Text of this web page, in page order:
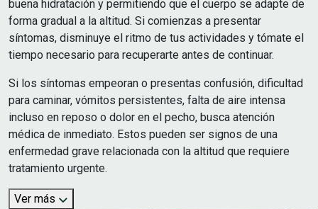
buena hidratación y permitiendo que el cuerpo se adapte de
forma gradual a la altitud. Si comienzas a presentar
síntomas, disminuye el ritmo de tus actividades y tómate el
tiempo necesario para recuperarte antes de continuar.
Si los síntomas empeoran o presentas confusión, dificultad
para caminar, vómitos persistentes, falta de aire intensa
incluso en reposo o dolor en el pecho, busca atención
médica de inmediato. Estos pueden ser signos de una
enfermedad grave relacionada con la altitud que requiere
tratamiento urgente.
Ver más